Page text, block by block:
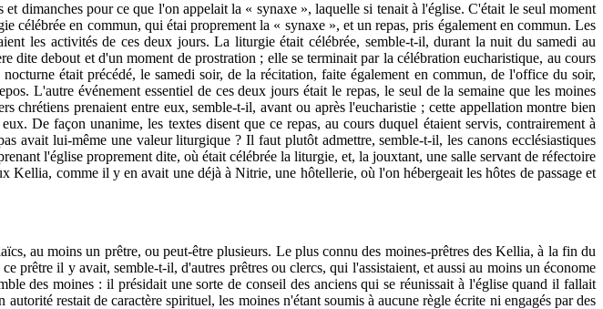
dimanches pour ce que l'on appelait la « synaxe », laquelle si tenait à l'église. C'était le seul moment
célébrée en commun, qui étai proprement la « synaxe », et un repas, pris également en commun. Les
les activités de ces deux jours. La liturgie était célébrée, semble-t-il, durant la nuit du samedi au
debout et d'un moment de prostration ; elle se terminait par la célébration eucharistique, au cours
était précédé, le samedi soir, de la récitation, faite également en commun, de l'office du soir,
L'autre événement essentiel de ces deux jours était le repas, le seul de la semaine que les moines
chrétiens prenaient entre eux, semble-t-il, avant ou après l'eucharistie ; cette appellation montre bien
De façon unanime, les textes disent que ce repas, au cours duquel étaient servis, contrairement à
avait lui-même une valeur liturgique ? Il faut plutôt admettre, semble-t-il, les canons ecclésiastiques
l'église proprement dite, où était célébrée la liturgie, et, la jouxtant, une salle servant de réfectoire
Kellia, comme il y en avait une déjà à Nitrie, une hôtellerie, où l'on hébergeait les hôtes de passage et
au moins un prêtre, ou peut-être plusieurs. Le plus connu des moines-prêtres des Kellia, à la fin du
il y avait, semble-t-il, d'autres prêtres ou clercs, qui l'assistaient, et aussi au moins un économe
des moines : il présidait une sorte de conseil des anciens qui se réunissait à l'église quand il fallait
restait de caractère spirituel, les moines n'étant soumis à aucune règle écrite ni engagés par des